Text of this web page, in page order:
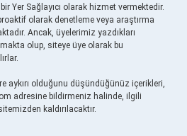
Yer Sağlayıcı olarak hizmet vermektedir.
olarak denetleme veya araştırma
Ancak, üyelerimiz yazdıkları
olup, siteye üye olarak bu
aykırı olduğunu düşündüğünüz içerikleri,
adresine bildirmeniz halinde, ilgili
kaldırılacaktır.